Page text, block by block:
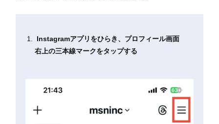
Instagramアプリをひらき、プロフィール画面
右上の三本線マークをタップする